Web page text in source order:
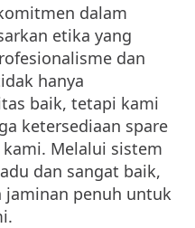
dalam
etika yang
dan
hanya
baik, tetapi kami
ketersediaan spare
Melalui sistem
dan sangat baik,
penuh untuk